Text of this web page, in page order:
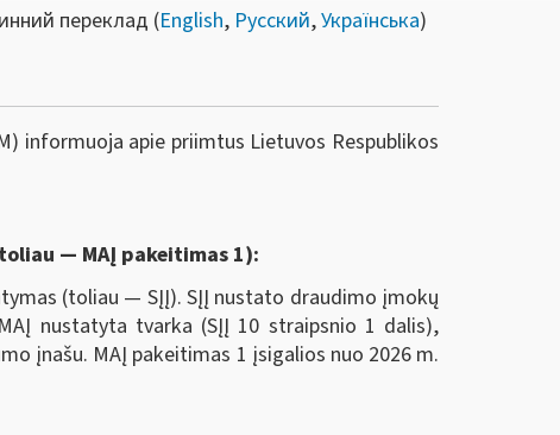
переклад (English, Русский,Українська)
informuoja apie priimtus Lietuvos Respublikos
— MAĮ pakeitimas 1):
(toliau — SĮĮ). SĮĮ nustato draudimo įmokų
nustatyta tvarka (SĮĮ 10 straipsnio 1 dalis),
įnašu. MAĮ pakeitimas 1 įsigalios nuo 2026 m.